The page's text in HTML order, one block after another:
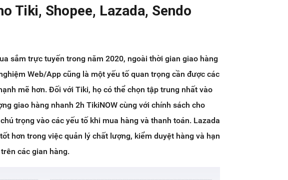
Tiki, Shopee, Lazada, Sendo
sắm trực tuyến trong năm 2020, ngoài thời gian giao hàng
Web/App cũng là một yếu tố quan trọng cần được các
mẽ hơn. Đối vớiTiki, họ có thể chọn tập trung nhất vào
giao hàng nhanh 2h TikiNOW cùng với chính sách cho
trọng vào các yếu tố khi mua hàng và thanh toán. Lazada
hơn trong việc quản lý chất lượng, kiểm duyệt hàng và hạn
các gian hàng.